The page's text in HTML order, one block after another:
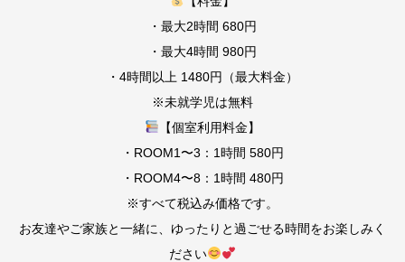
・最大2時間 680円
・最大4時間 980円
・4時間以上 1480円（最大料金）
※未就学児は無料
【個室利用料金】
・ROOM1〜3：1時間 580円
・ROOM4〜8：1時間 480円
※すべて税込み価格です。
お友達やご家族と一緒に、ゆったりと過ごせる時間をお楽しみく
ださい